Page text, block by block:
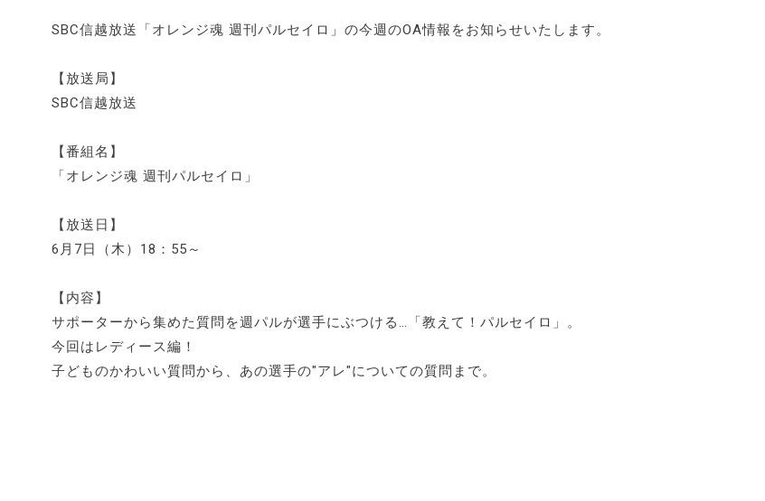
SBC信越放送「オレンジ魂 週刊パルセイロ」の今週のOA情報をお知らせいたします。
【放送局】
SBC信越放送
【番組名】
「オレンジ魂 週刊パルセイロ」
【放送日】
6月7日（木）18：55～
【内容】
サポーターから集めた質問を週パルが選手にぶつける…「教えて！パルセイロ」。
今回はレディース編！
子どものかわいい質問から、あの選手の"アレ"についての質問まで。